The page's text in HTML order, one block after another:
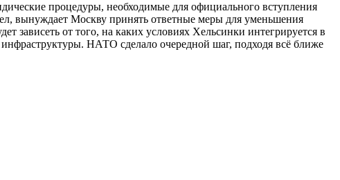
процедуры, необходимые для официального вступления
вынуждает Москву принять ответные меры для уменьшения
зависеть от того, на каких условиях Хельсинки интегрируется в
НАТО сделало очередной шаг, подходя всё ближе